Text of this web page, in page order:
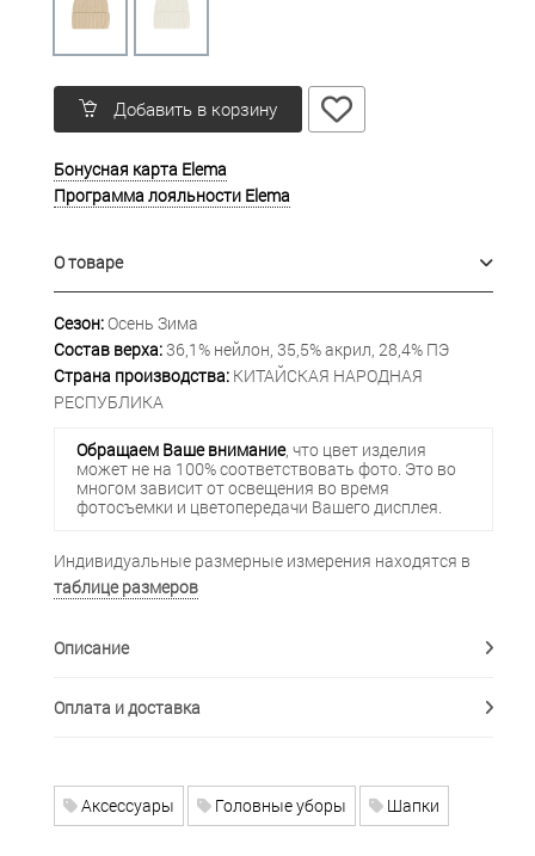
Добавить в корзину
Бонусная карта Elema
Программа лояльности Elema
О товаре
Сезон:Осень Зима
Состав верха:36,1% нейлон, 35,5% акрил, 28,4% ПЭ
Страна производства: КИТАЙСКАЯ НАРОДНАЯ
РЕСПУБЛИКА
Обращаем Ваше внимание, что цвет изделия
может не на 100% соответствовать фото. Это во
многом зависит от освещения во время
фотосъемки и цветопередачи Вашего дисплея.
Индивидуальные размерные измерения находятся в
таблице размеров
Описание
Оплата и доставка
Аксессуары Головные уборы Шапки